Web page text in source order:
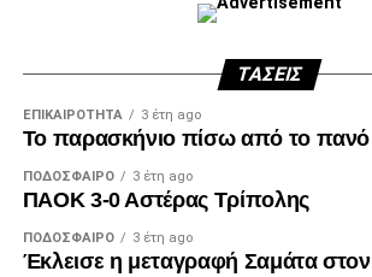
ΤΆΣΕΙΣ
ΕΠΙΚΑΙΡΌΤΗΤΑ 3 έτη ago
Το παρασκήνιο πίσω από το πανό
ΠΟΔΌΣΦΑΙΡΟ 3 έτη ago
ΠΑΟΚ 3-0 Αστέρας Τρίπολης
ΠΟΔΌΣΦΑΙΡΟ 3 έτη ago
Έκλεισε η μεταγραφή Σαμάτα στον